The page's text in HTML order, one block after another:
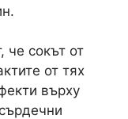
че сокът от
от тях
върху